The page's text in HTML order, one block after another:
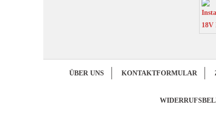
können
der
ÜBER UNS KONTAKTFORMULAR